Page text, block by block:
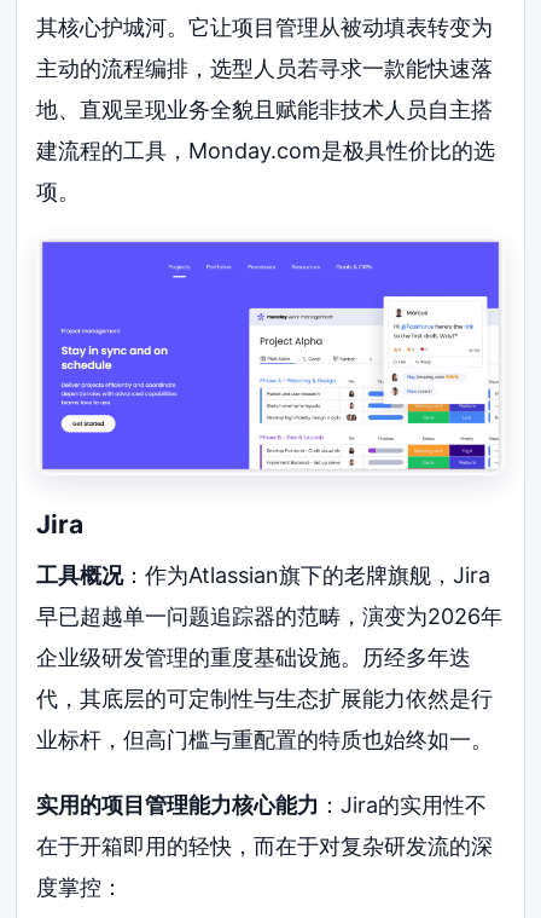
其核心护城河。它让项目管理从被动填表转变为
主动的流程编排，选型人员若寻求一款能快速落
地、直观呈现业务全貌且赋能非技术人员自主搭
建流程的工具，Monday.com是极具性价比的选
项。
Jira
工具概况：作为Atlassian旗下的老牌旗舰，Jira
早已超越单一问题追踪器的范畴，演变为2026年
企业级研发管理的重度基础设施。历经多年迭
代，其底层的可定制性与生态扩展能力依然是行
业标杆，但高门槛与重配置的特质也始终如一。
实用的项目管理能力核心能力 ：Jira的实用性不
在于开箱即用的轻快，而在于对复杂研发流的深
度掌控：